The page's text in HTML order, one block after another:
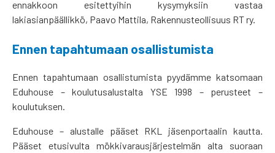
ennakkoon esitettyihin kysymyksiin vastaa
lakiasianpäällikkö, Paavo Mattila, Rakennusteollisuus RT ry.
Ennen tapahtumaan osallistumista
Ennen tapahtumaan osallistumista pyydämme katsomaan
Eduhouse – koulutusalustalta YSE 1998 – perusteet –
koulutuksen.
Eduhouse – alustalle pääset RKL jäsenportaalin kautta.
Pääset etusivulta mökkivarausjärjestelmän alta suoraan